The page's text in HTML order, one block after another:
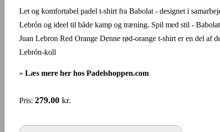
Let og komfortabel padel t-shirt fra Babolat - designet i
Lebrón og ideel til både kamp og træning. Spil med stil -
Juan Lebron Red Orange Denne rød-orange t-shirt er en del af
Lebrón-koll
» Læs mere her hos Padelshoppen.com
Pris: 279.00 kr.